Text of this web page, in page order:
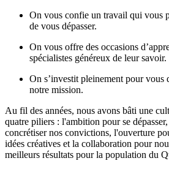
On vous confie un travail qui vous
de vous dépasser.
On vous offre des occasions
spécialistes généreux de leur savoir.
On s’investit pleinement pour vous
notre mission.
Au fil des années, nous avons bâti une
quatre piliers : l'ambition pour se
concrétiser nos convictions, l'ouverture
idées créatives et la collaboration pour
meilleurs résultats pour la population du